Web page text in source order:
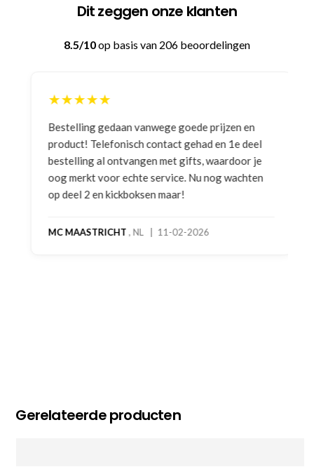
Dit zeggen onze klanten
8.5/10op basis van 206 beoordelingen
★★★★★
Bestelling gedaan vanwege goede prijzen en
product! Telefonisch contact gehad en 1e deel
bestelling al ontvangen met gifts, waardoor je
oog merkt voor echte service. Nu nog wachten
op deel 2 en kickboksen maar!
MC MAASTRICHT, NL | 11-02-2026
Gerelateerde producten